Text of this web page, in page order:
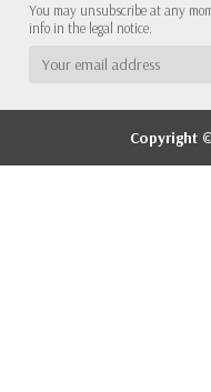
You may unsubscribe at any
info in the legal notice.
Copyright